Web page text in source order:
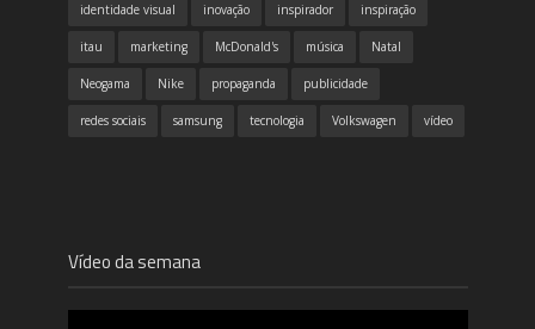
identidade visual inovação inspirador inspiração
itau marketing McDonald's música Natal
Neogama Nike propaganda publicidade
redes sociais samsung tecnologia Volkswagen vídeo
Vídeo da semana